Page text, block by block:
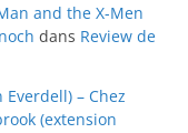
and the X-Men
dans Review de
– Chez
(extension